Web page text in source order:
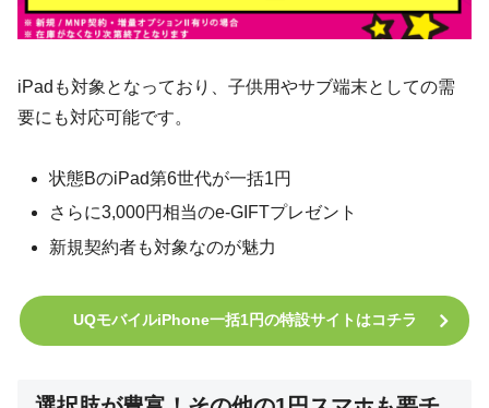
iPadも対象となっており、子供用やサブ端末としての需
要にも対応可能です。
状態BのiPad第6世代が一括1円
さらに3,000円相当のe-GIFTプレゼント
新規契約者も対象なのが魅力
UQモバイルiPhone一括1円の特設サイトはコチラ